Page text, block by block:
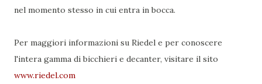
nel momento stesso in cui entra in bocca.
Per maggiori informazioni su Riedel e per conoscere
l'intera gamma di bicchieri e decanter, visitare il sito
www.riedel.com